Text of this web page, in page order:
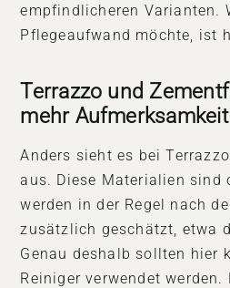
empfindlicheren Varianten.
Pflegeaufwand möchte, ist
Terrazzo und
mehr Aufmerksamkeit
Anders sieht es bei
aus. Diese Materialien sind
werden in der Regel nach
zusätzlich geschätzt, etwa
Genau deshalb sollten hier
Reiniger verwendet werden.